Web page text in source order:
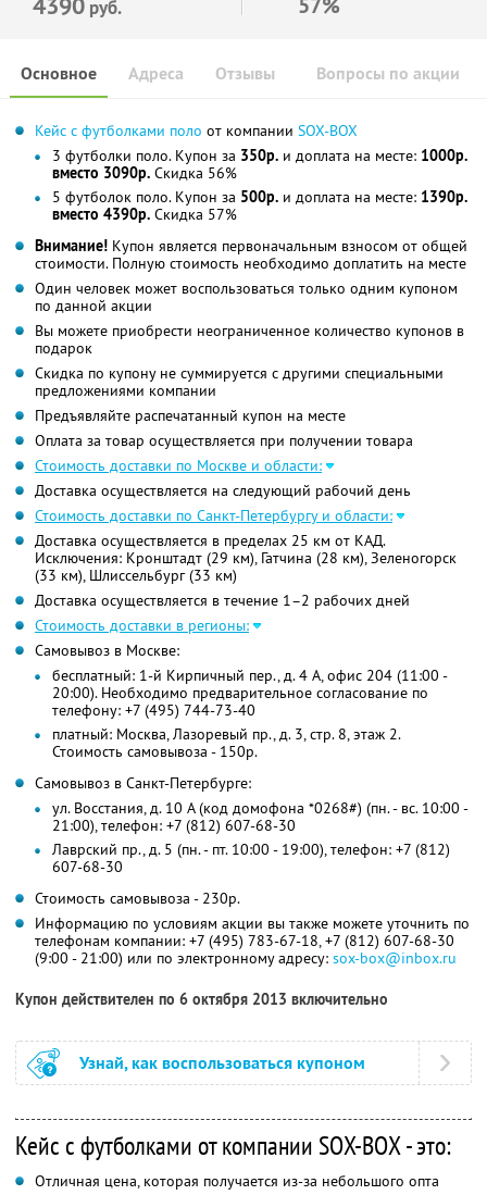
руб.
Основное Отзывы Вопросы по акции
Адреса
Кейс с футболками поло от компании SOX-BOX
3 футболки поло. Купон за 350р. и доплата на месте: 1000р.
вместо 3090р. Скидка 56%
5 футболок поло. Купон за 500р. и доплата на месте: 1390р.
вместо 4390р. Скидка 57%
Внимание! Купон является первоначальным взносом от общей
стоимости. Полную стоимость необходимо доплатить на месте
Один человек может воспользоваться только одним купоном
по данной акции
Вы можете приобрести неограниченное количество купонов в
подарок
Скидка по купону не суммируется с другими специальными
предложениями компании
Предъявляйте распечатанный купон на месте
Оплата за товар осуществляется при получении товара
Стоимость доставки по Москве и области:
Доставка осуществляется на следующий рабочий день
Стоимость доставки по Санкт-Петербургу и области:
Доставка осуществляется в пределах 25 км от КАД.
Исключения: Кронштадт (29 км), Гатчина (28 км), Зеленогорск
(33 км), Шлиссельбург (33 км)
Доставка осуществляется в течение 1–2 рабочих дней
Стоимость доставки в регионы:
Самовывоз в Москве:
бесплатный: 1-й Кирпичный пер., д. 4 А, офис 204 (11:00 -
20:00). Необходимо предварительное согласование по
телефону: +7 (495) 744-73-40
платный: Москва, Лазоревый пр., д. 3, стр. 8, этаж 2.
Стоимость самовывоза - 150р.
Самовывоз в Санкт-Петербурге:
ул. Восстания, д. 10 А (код домофона *0268#) (пн. - вс. 10:00 -
21:00), телефон: +7 (812) 607-68-30
Лаврский пр., д. 5 (пн. - пт. 10:00 - 19:00), телефон: +7 (812)
607-68-30
Стоимость самовывоза - 230р.
Информацию по условиям акции вы также можете уточнить по
телефонам компании: +7 (495) 783-67-18, +7 (812) 607-68-30
(9:00 - 21:00) или по электронному адресу: sox-box@inbox.ru
Купон действителен по 6 октября 2013 включительно
Узнай, как воспользоваться купоном
Кейс с футболками от компании SOX-BOX - это:
Отличная цена, которая получается из-за небольшого опта